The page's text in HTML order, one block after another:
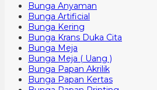
Bunga Anyaman
Bunga Artificial
Bunga Kering
Bunga Krans Duka Cita
Bunga Meja
Bunga Meja ( Uang )
Bunga Papan Akrilik
Bunga Papan Kertas